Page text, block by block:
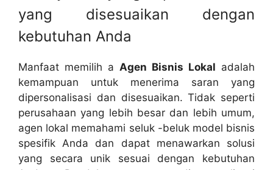
yang disesuaikan dengan
kebutuhan Anda
Manfaat memilih a Agen Bisnis Lokal adalah
kemampuan untuk menerima saran yang
dipersonalisasi dan disesuaikan. Tidak seperti
perusahaan yang lebih besar dan lebih umum,
agen lokal memahami seluk -beluk model bisnis
spesifik Anda dan dapat menawarkan solusi
yang secara unik sesuai dengan kebutuhan